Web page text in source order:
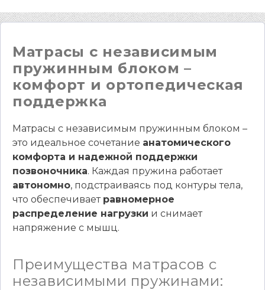
Матрасы с независимым
пружинным блоком –
комфорт и ортопедическая
поддержка
Матрасы с независимым пружинным блоком –
это идеальное сочетание анатомического
комфорта и надежной поддержки
позвоночника. Каждая пружина работает
автономно, подстраиваясь под контуры тела,
что обеспечивает равномерное
распределение нагрузки и снимает
напряжение с мышц.
Преимущества матрасов с
независимыми пружинами: